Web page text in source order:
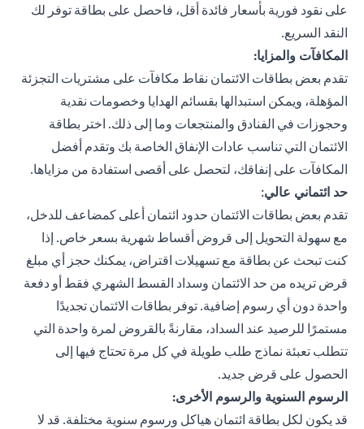
على نقود فورية بأسعار فائدة أقل، فاحصل على بطاقة توفر لك
النقد السريع.
المكافآت والمزايا:
تقدم بعض بطاقات الائتمان نقاط مكافآت على مشتريات التجزئة
المؤهلة، ويمكن استبدالها بقسائم الهدايا وخصومات نقدية
وحجوزات في الفنادق والمنتجعات وما إلى ذلك. اختر بطاقة
الائتمان التي تناسب عادات الإنفاق الخاصة بك وتقدم أفضل
المكافآت على إنفاقك، لتحصل على أقصى استفادة من مزاياها.
حد ائتماني عالي:
تقدم بعض بطاقات الائتمان حدود ائتمان أعلى كمضاعف للدخل،
مع سهولة التحويل إلى قروض أقساط شهرية بسعر خاص. إذا
كنت تبحث عن بطاقة مع تسهيلات اقتراض، يمكنك حجز أي مبلغ
قرض تريده من حد الائتمان وسداد القسط الشهري فقط أو دفعة
واحدة دون أي رسوم إضافية. توفر بطاقات الائتمان تجديدًا
مستمرًا للرصيد عند السداد، مقارنةً بالقروض لمرة واحدة التي
تتطلب تعبئة نماذج طلب طويلة في كل مرة تحتاج فيها إلى
الحصول على قرض جديد.
الرسوم السنوية والرسوم الأخرى:
قد يكون لكل بطاقة ائتمان هياكل ورسوم سنوية مختلفة. قد لا